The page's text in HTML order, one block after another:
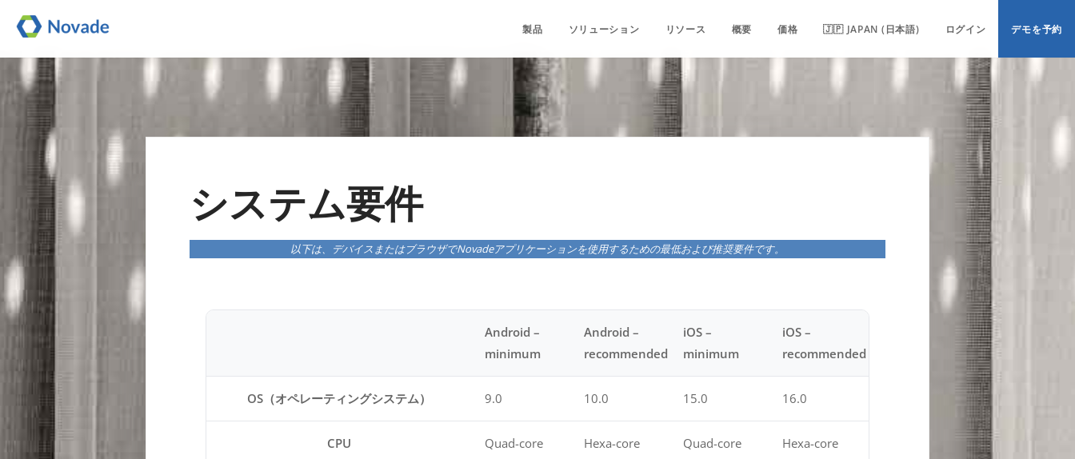
製品 ソリューション リソース 概要 価格 🇯🇵 JAPAN (日本語) ログイン デモを予約
システム要件
以下は、デバイスまたはブラウザでNovadeアプリケーションを使用するための最低および推奨要件です。
Android –
minimum
Android –
recommended
iOS –
minimum
iOS –
recommended
OS（オペレーティングシステム） 9.0 10.0 15.0 16.0
CPU Quad-core Hexa-core Quad-core Hexa-core